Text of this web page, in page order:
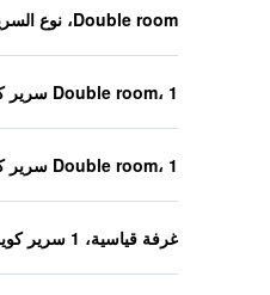
Double room، نوع السرير غير معروف
Double room، 1 سرير كينغ
Double room، 1 سرير كوين
غرفة قياسية، 1 سرير كوين